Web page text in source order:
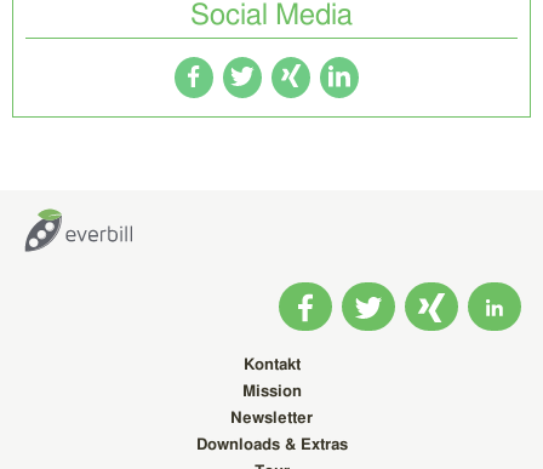
Social Media
Kontakt
Mission
Newsletter
Downloads & Extras